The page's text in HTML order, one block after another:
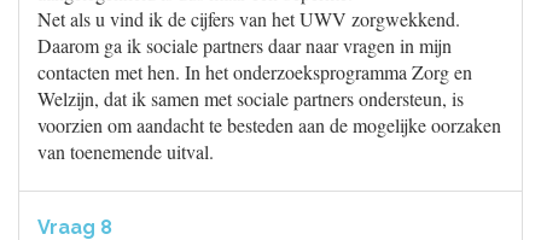
Net als u vind ik de cijfers van het UWV zorgwekkend.
Daarom ga ik sociale partners daar naar vragen in mijn
contacten met hen. In het onderzoeksprogramma Zorg en
Welzijn, dat ik samen met sociale partners ondersteun, is
voorzien om aandacht te besteden aan de mogelijke oorzaken
van toenemende uitval.
Vraag 8